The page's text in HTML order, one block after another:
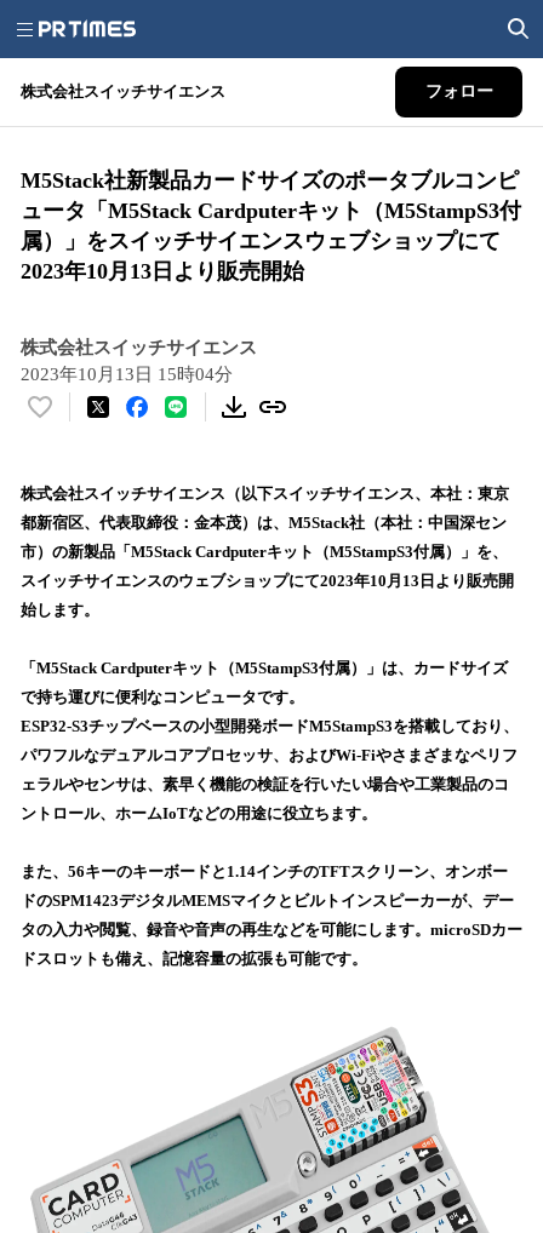
株式会社スイッチサイエンス フォロー
M5Stack社新製品カードサイズのポータブルコンピ
ュータ「M5Stack Cardputerキット（M5StampS3付
属）」をスイッチサイエンスウェブショップにて
2023年10月13日より販売開始
株式会社スイッチサイエンス
2023年10月13日 15時04分
い
！
数
を
読
込
中
で
す
株式会社スイッチサイエンス（以下スイッチサイエンス、本社：東京
都新宿区、代表取締役：金本茂）は、M5Stack社（本社：中国深セン
市）の新製品「M5Stack Cardputerキット（M5StampS3付属）」を、
スイッチサイエンスのウェブショップにて2023年10月13日より販売開
始します。
「M5Stack Cardputerキット（M5StampS3付属）」は、カードサイズ
で持ち運びに便利なコンピュータです。
ESP32-S3チップベースの小型開発ボードM5StampS3を搭載しており、
パワフルなデュアルコアプロセッサ、およびWi-Fiやさまざまなペリフ
ェラルやセンサは、素早く機能の検証を行いたい場合や工業製品のコ
ントロール、ホームIoTなどの用途に役立ちます。
また、56キーのキーボードと1.14インチのTFTスクリーン、オンボー
ドのSPM1423デジタルMEMSマイクとビルトインスピーカーが、デー
タの入力や閲覧、録音や音声の再生などを可能にします。microSDカー
ドスロットも備え、記憶容量の拡張も可能です。